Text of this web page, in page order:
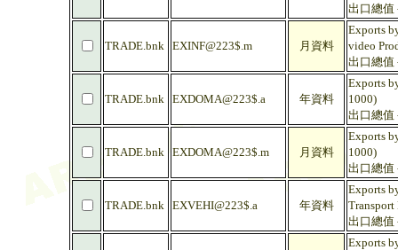
出口總值
TRADE.bnk EXINF@223$.m 月資料
Exports
video
出口總值
TRADE.bnk EXDOMA@223$.a 年資料
Exports
1000)
出口總值
TRADE.bnk EXDOMA@223$.m 月資料
Exports
1000)
出口總值
TRADE.bnk EXVEHI@223$.a 年資料
Exports
出口總值
Exports